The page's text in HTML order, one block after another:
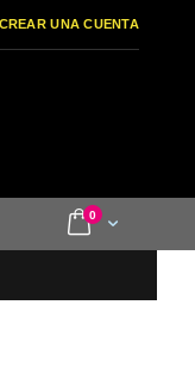
CREAR UNA CUENTA
Cart
0items